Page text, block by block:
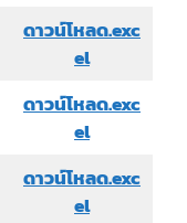
ดาวน์โหลด.exc
el
ดาวน์โหลด.exc
el
ดาวน์โหลด.exc
el